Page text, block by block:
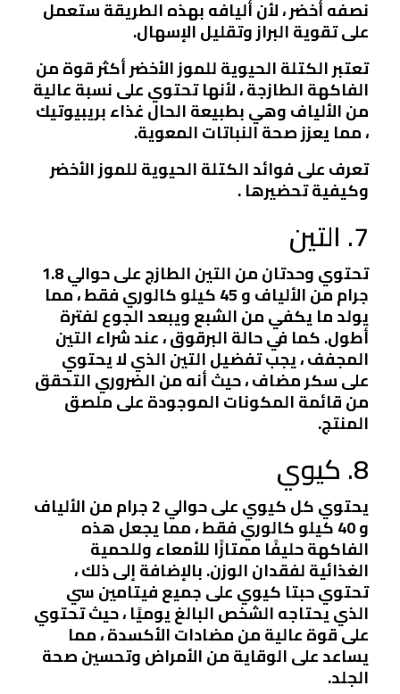
نصفه أخضر ، لأن أليافه بهذه الطريقة ستعمل
على تقوية البراز وتقليل الإسهال.
تعتبر الكتلة الحيوية للموز الأخضر أكثر قوة من
الفاكهة الطازجة ، لأنها تحتوي على نسبة عالية
من الألياف وهي بطبيعة الحال غذاء بريبيوتيك
، مما يعزز صحة النباتات المعوية.
تعرف على فوائد الكتلة الحيوية للموز الأخضر
وكيفية تحضيرها .
7. التين
تحتوي وحدتان من التين الطازج على حوالي 1.8
جرام من الألياف و 45 كيلو كالوري فقط ، مما
يولد ما يكفي من الشبع ويبعد الجوع لفترة
أطول. كما في حالة البرقوق ، عند شراء التين
المجفف ، يجب تفضيل التين الذي لا يحتوي
على سكر مضاف ، حيث أنه من الضروري التحقق
من قائمة المكونات الموجودة على ملصق
المنتج.
8. كيوي
يحتوي كل كيوي على حوالي 2 جرام من الألياف
و 40 كيلو كالوري فقط ، مما يجعل هذه
الفاكهة حليفًا ممتازًا للأمعاء وللحمية
الغذائية لفقدان الوزن. بالإضافة إلى ذلك ،
تحتوي حبتا كيوي على جميع فيتامين سي
الذي يحتاجه الشخص البالغ يوميًا ، حيث تحتوي
على قوة عالية من مضادات الأكسدة ، مما
يساعد على الوقاية من الأمراض وتحسين صحة
الجلد.